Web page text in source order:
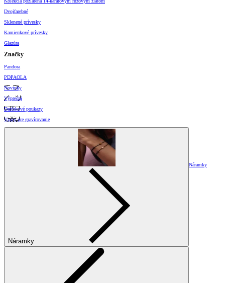
Dvojfarebné
Sklenené prívesky
Kamienkové prívesky
Glazúra
Značky
Pandora
PDPAOLA
Novinky
Výpredaj
Darčekové poukazy
Vzory pre gravírovanie
Náramky
Náramky